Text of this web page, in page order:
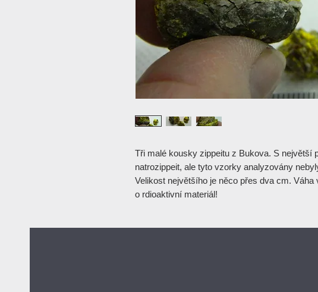
Tři malé kousky zippeitu z Bukova. S největší
natrozippeit, ale tyto vzorky analyzovány
Velikost největšího je něco přes dva cm.
o rdioaktivní materiál!